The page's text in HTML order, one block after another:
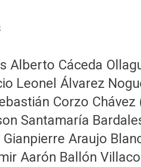
Alberto Cáceda
Leonel Álvarez
Corzo Chávez
Santamaría
Araujo
Aarón Ballón